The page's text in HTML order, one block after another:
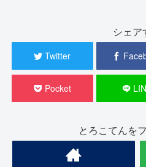
シェア
Twitter
Pocket
とろこてんを